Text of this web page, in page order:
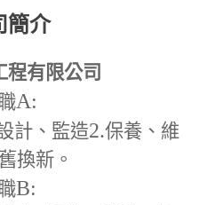
簡介
程有限公司
A:
計、監造2.保養、維
換新。
B: